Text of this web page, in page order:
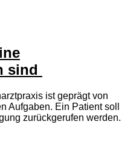
sind
ist geprägt von
Aufgaben. Ein Patient soll
zurückgerufen werden.